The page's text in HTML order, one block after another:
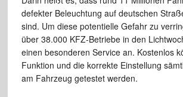
defekter Beleuchtung auf deutschen
sind. Um diese potentielle Gefahr zu
über 38.000 KFZ-Betriebe in den
einen besonderen Service an. Kostenlos
Funktion und die korrekte Einstellung
am Fahrzeug getestet werden.